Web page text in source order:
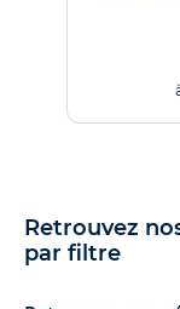
Retrouvez
par filtre